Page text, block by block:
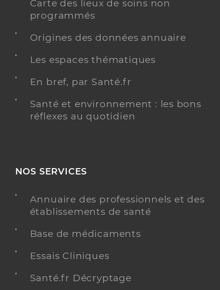
Carte des lieux de soins non
programmés
Origines des données annuaire
Les espaces thématiques
En bref, par Santé.fr
Santé et environnement : les bons
réflexes au quotidien
NOS SERVICES
Annuaire des professionnels et des
établissements de santé
Base de médicaments
Essais Cliniques
Santé.fr Décryptage